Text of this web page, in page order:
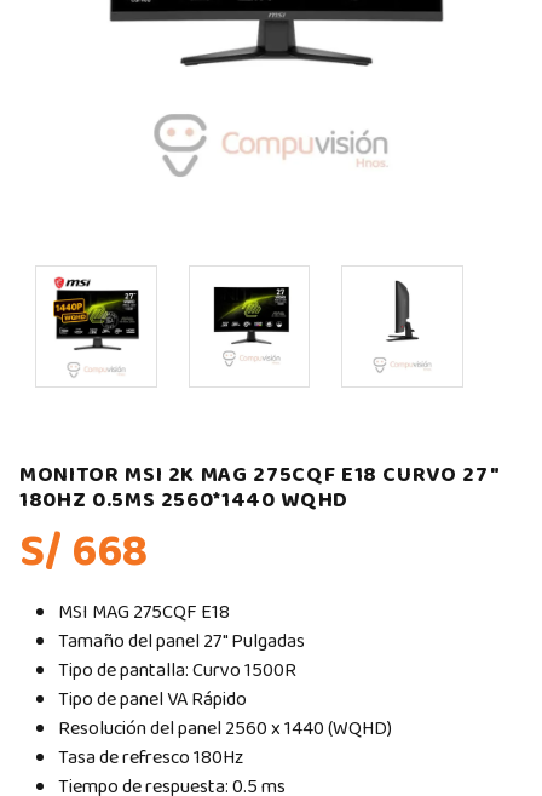
MONITOR MSI 2K MAG 275CQF E18 CURVO 27″
180HZ 0.5MS 2560*1440 WQHD
S/ 668
MSI MAG 275CQF E18
Tamaño del panel 27″ Pulgadas
Tipo de pantalla: Curvo 1500R
Tipo de panel VA Rápido
Resolución del panel 2560 x 1440 (WQHD)
Tasa de refresco 180Hz
Tiempo de respuesta: 0.5 ms